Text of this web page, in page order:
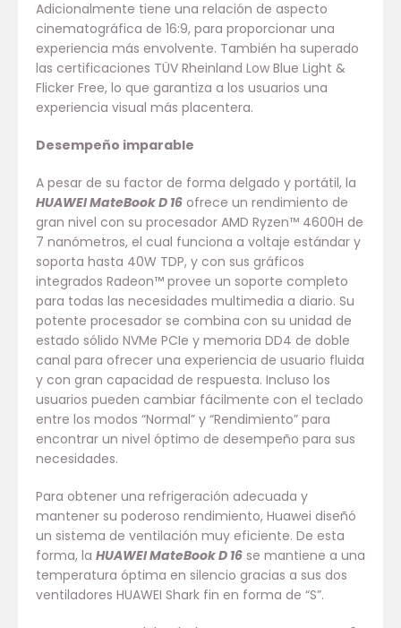
Adicionalmente tiene una relación de aspecto
cinematográfica de 16:9, para proporcionar una
experiencia más envolvente. También ha superado
las certificaciones TÜV Rheinland Low Blue Light &
Flicker Free, lo que garantiza a los usuarios una
experiencia visual más placentera.
Desempeño imparable
A pesar de su factor de forma delgado y portátil, la
HUAWEI MateBook D 16 ofrece un rendimiento de
gran nivel con su procesador AMD Ryzen™ 4600H de
7 nanómetros, el cual funciona a voltaje estándar y
soporta hasta 40W TDP, y con sus gráficos
integrados Radeon™ provee un soporte completo
para todas las necesidades multimedia a diario. Su
potente procesador se combina con su unidad de
estado sólido NVMe PCIe y memoria DD4 de doble
canal para ofrecer una experiencia de usuario fluida
y con gran capacidad de respuesta. Incluso los
usuarios pueden cambiar fácilmente con el teclado
entre los modos “Normal” y “Rendimiento” para
encontrar un nivel óptimo de desempeño para sus
necesidades.
Para obtener una refrigeración adecuada y
mantener su poderoso rendimiento, Huawei diseñó
un sistema de ventilación muy eficiente. De esta
forma, la HUAWEI MateBook D 16 se mantiene a una
temperatura óptima en silencio gracias a sus dos
ventiladores HUAWEI Shark fin en forma de “S”.